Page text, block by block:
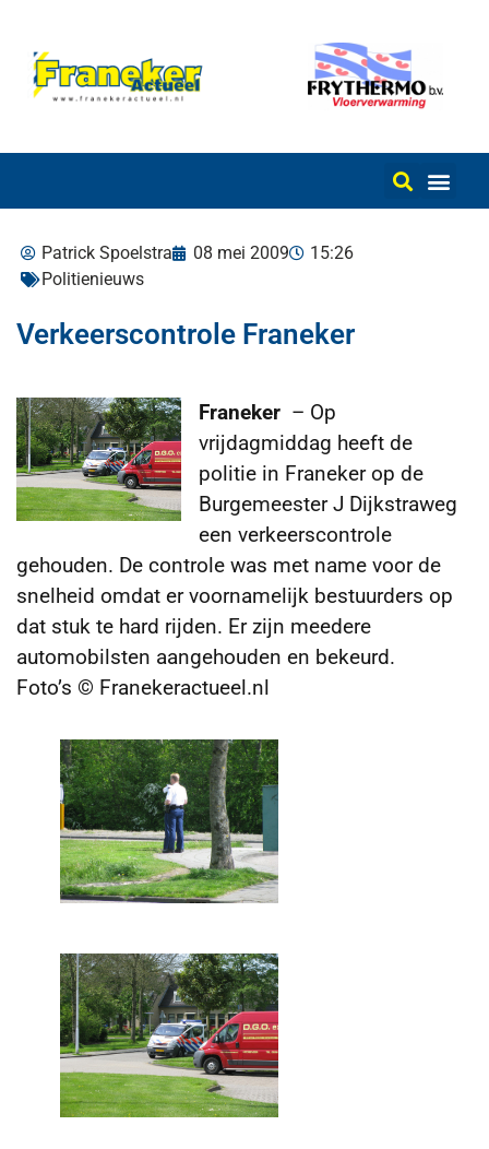
Patrick Spoelstra 08 mei 2009
15:26
Politienieuws
Verkeerscontrole Franeker
Franeker – Op
vrijdagmiddag heeft de
politie in Franeker op de
Burgemeester J Dijkstraweg
een verkeerscontrole
gehouden. De controle was met name voor de
snelheid omdat er voornamelijk bestuurders op
dat stuk te hard rijden. Er zijn meedere
automobilsten aangehouden en bekeurd.
Foto’s © Franekeractueel.nl